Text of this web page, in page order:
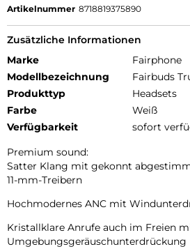
Artikelnummer 8718819375890
Zusätzliche Informationen
Marke
Fairphone
Modellbezeichnung
Fairbuds
Produkttyp
Headsets
Farbe
Weiß
Verfügbarkeit
sofort
Premium sound:
Satter Klang mit gekonnt
11-mm-Treibern
Hochmodernes ANC mit
Kristallklare Anrufe auch im Freien
Umgebungsgeräuschunterdrückung